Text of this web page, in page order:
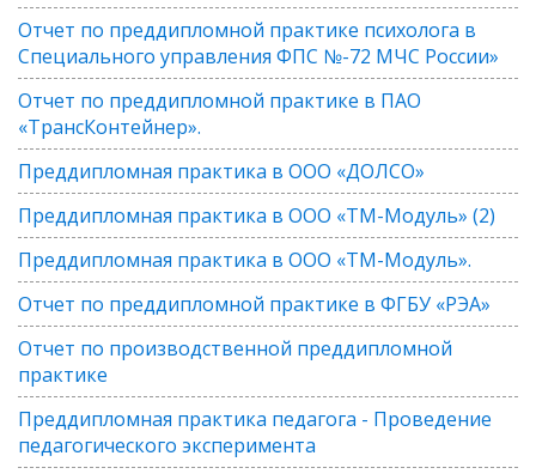
Отчет по преддипломной практике психолога в
Специального управления ФПС №-72 МЧС России»
Отчет по преддипломной практике в ПАО
«ТрансКонтейнер».
Преддипломная практика в ООО «ДОЛСО»
Преддипломная практика в ООО «ТМ-Модуль» (2)
Преддипломная практика в ООО «ТМ-Модуль».
Отчет по преддипломной практике в ФГБУ «РЭА»
Отчет по производственной преддипломной
практике
Преддипломная практика педагога - Проведение
педагогического эксперимента